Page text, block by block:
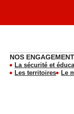
NOS
La sécurité et
Les territoires
Le